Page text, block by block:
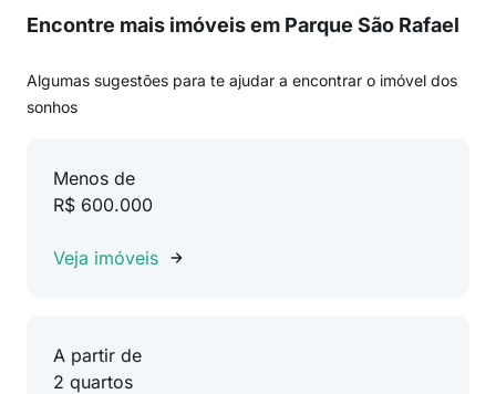
Encontre mais imóveis em Parque São Rafael
Algumas sugestões para te ajudar a encontrar o imóvel dos
sonhos
Menos de
R$ 600.000
Veja imóveis
A partir de
2 quartos